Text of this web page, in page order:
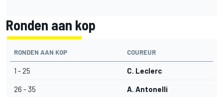
Ronden aan kop
RONDEN AAN KOP COUREUR
1 - 25 C. Leclerc
26 - 35 A. Antonelli